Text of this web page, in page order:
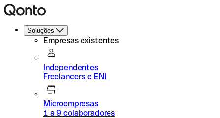
Soluções
Empresas existentes
Independentes
Freelancers e ENI
Microempresas
1 a 9 colaboradores